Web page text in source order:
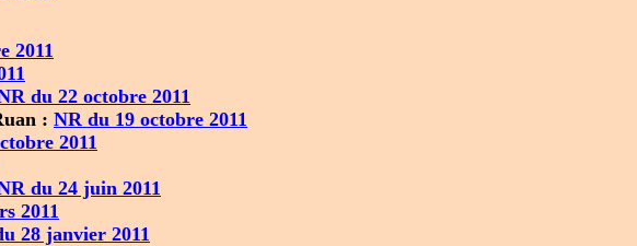
2011
du 22 octobre 2011
: NR du 19 octobre 2011
2011
du 24 juin 2011
2011
28 janvier 2011